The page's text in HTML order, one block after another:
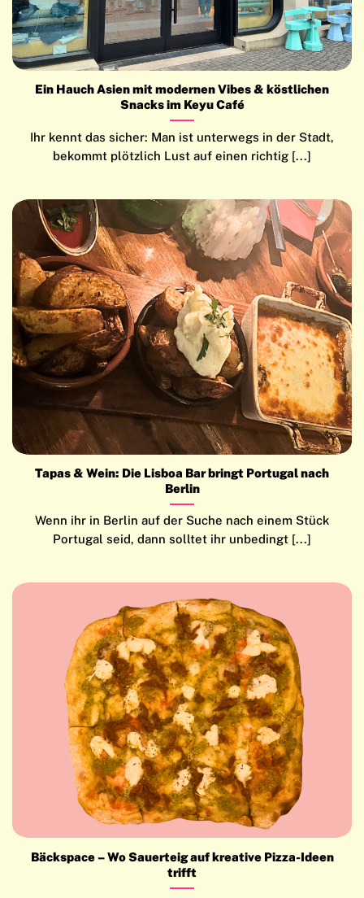
Ein Hauch Asien mit modernen Vibes & köstlichen
Snacks im Keyu Café
Ihr kennt das sicher: Man ist unterwegs in der Stadt,
bekommt plötzlich Lust auf einen richtig [...]
Tapas & Wein: Die Lisboa Bar bringt Portugal nach
Berlin
Wenn ihr in Berlin auf der Suche nach einem Stück
Portugal seid, dann solltet ihr unbedingt [...]
Bäckspace – Wo Sauerteig auf kreative Pizza-Ideen
trifft